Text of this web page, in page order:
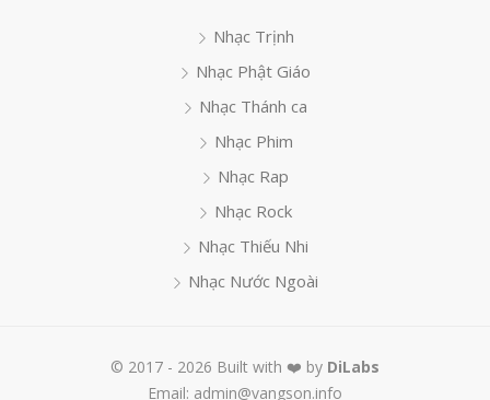
Nhạc Trịnh
Nhạc Phật Giáo
Nhạc Thánh ca
Nhạc Phim
Nhạc Rap
Nhạc Rock
Nhạc Thiếu Nhi
Nhạc Nước Ngoài
© 2017 - 2026 Built with ❤️ by DiLabs
Email: admin@vangson.info